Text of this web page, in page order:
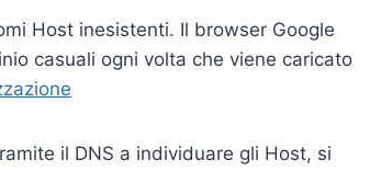
Host inesistenti. Il browser Google
casuali ogni volta che viene caricato
il DNS a individuare gli Host, si